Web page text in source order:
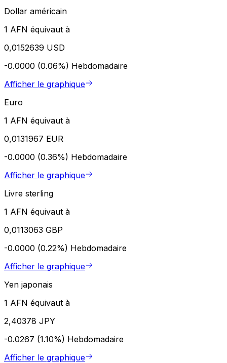
Dollar américain
1 AFN équivaut à
0,0152639 USD
-0.0000 (0.06%) Hebdomadaire
Afficher le graphique
Euro
1 AFN équivaut à
0,0131967 EUR
-0.0000 (0.36%) Hebdomadaire
Afficher le graphique
Livre sterling
1 AFN équivaut à
0,0113063 GBP
-0.0000 (0.22%) Hebdomadaire
Afficher le graphique
Yen japonais
1 AFN équivaut à
2,40378 JPY
-0.0267 (1.10%) Hebdomadaire
Afficher le graphique